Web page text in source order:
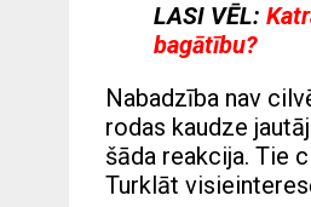
LASI VĒL:
bagātību?
Nabadzība nav
rodas kaudze
šāda reakcija. Tie
Turklāt